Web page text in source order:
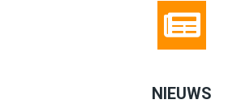
NIEUWS